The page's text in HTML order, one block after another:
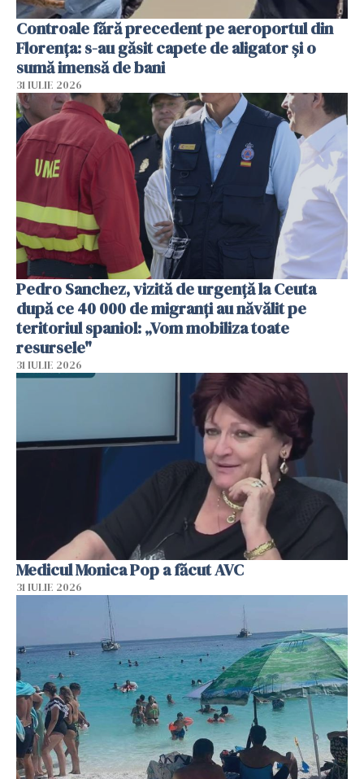
Controale fără precedent pe aeroportul din
Florența: s-au găsit capete de aligator și o
sumă imensă de bani
31 IULIE 2026
Pedro Sanchez, vizită de urgență la Ceuta
după ce 40 000 de migranți au năvălit pe
teritoriul spaniol: „Vom mobiliza toate
resursele"
31 IULIE 2026
Medicul Monica Pop a făcut AVC
31 IULIE 2026